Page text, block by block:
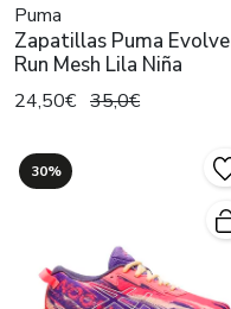
Puma
Zapatillas Puma Evolve
Run Mesh Lila Niña
24,50€ 35,0€
30%